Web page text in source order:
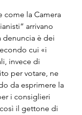
come la Camera
arrivano
denuncia è dei
cui «i
invece di
per votare, ne
da esprimere la
i consiglieri
il gettone di